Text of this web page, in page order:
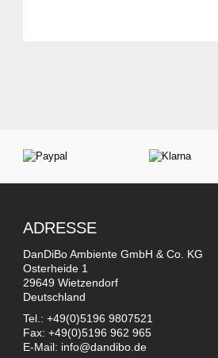
ADRESSE
DanDiBo Ambiente GmbH & Co. KG
Osterheide 1
29649 Wietzendorf
Deutschland
Tel.: +49(0)5196 9807521
Fax: +49(0)5196 962 965
E-Mail: info@dandibo.de